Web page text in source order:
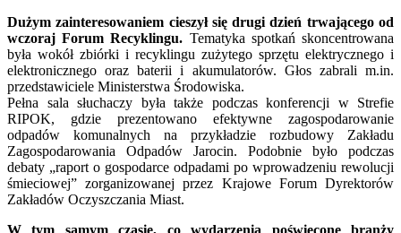
Dużym zainteresowaniem cieszył się drugi dzień trwającego od
wczoraj Forum Recyklingu. Tematyka spotkań skoncentrowana
była wokół zbiórki i recyklingu zużytego sprzętu elektrycznego i
elektronicznego oraz baterii i akumulatorów. Głos zabrali m.in.
przedstawiciele Ministerstwa Środowiska.
Pełna sala słuchaczy była także podczas konferencji w Strefie
RIPOK, gdzie prezentowano efektywne zagospodarowanie
odpadów komunalnych na przykładzie rozbudowy Zakładu
Zagospodarowania Odpadów Jarocin. Podobnie było podczas
debaty „raport o gospodarce odpadami po wprowadzeniu rewolucji
śmieciowej” zorganizowanej przez Krajowe Forum Dyrektorów
Zakładów Oczyszczania Miast.
W tym samym czasie, co wydarzenia poświęcone branży